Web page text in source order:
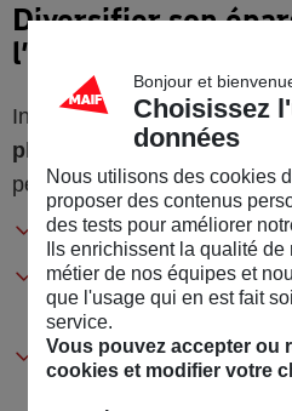
Diversifier son
l’immobilier de
Investir dans desparts de
placement immobilier(
permet une diversification à
Investir une partie de
Détenir des parts dans
de sociétés différentes.
Détenir des parts de
Bonjour et
Choisissez
données
Nous utilisons des cookies
proposer des contenus
des tests pour améliorer
Ils enrichissent la qualité
métier de nos équipes et
que l'usage qui en est fait
service.
Vous pouvez accepter ou
cookies et modifier votre